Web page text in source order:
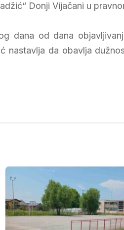
Donji Vijačani u
dana od dana
nastavlja da obavlja